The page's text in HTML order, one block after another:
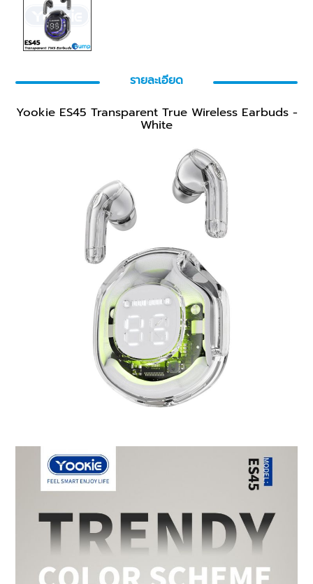
รายละเอียด
Yookie ES45 Transparent True Wireless Earbuds -
White